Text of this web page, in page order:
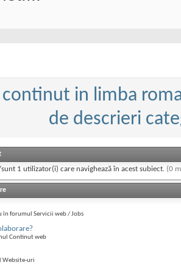
continut in limba
de descrieri
1 utilizator(i) care navighează în acest subiect. (0
în forumul Servicii web / Jobs
Continut web
Website-uri